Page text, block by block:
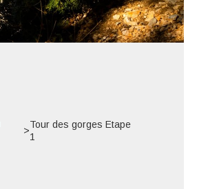
>
Tour des gorges Etape
1